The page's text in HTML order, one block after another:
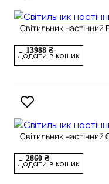
Світильник настінний
13988 ₴
Додати в кошик
Світильник
2860 ₴
Додати в кошик